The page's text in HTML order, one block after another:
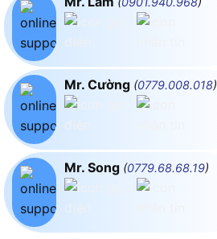
Mr. Cường (0779.008.018)
Mr. Song (0779.68.68.19)